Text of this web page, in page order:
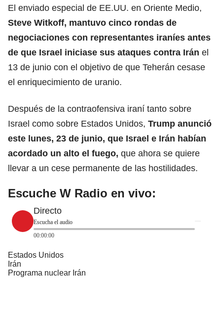
El enviado especial de EE.UU. en Oriente Medio,
Steve Witkoff, mantuvo cinco rondas de
negociaciones con representantes iraníes antes
de que Israel iniciase sus ataques contra Irán el
13 de junio con el objetivo de que Teherán cesase
el enriquecimiento de uranio.
Después de la contraofensiva iraní tanto sobre
Israel como sobre Estados Unidos, Trump anunció
este lunes, 23 de junio, que Israel e Irán habían
acordado un alto el fuego, que ahora se quiere
llevar a un cese permanente de las hostilidades.
Escuche W Radio en vivo:
Directo
Escucha el audio
00:00:00
Estados Unidos
Irán
Programa nuclear Irán